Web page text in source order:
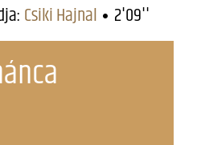
Csiki Hajnal 2'09''